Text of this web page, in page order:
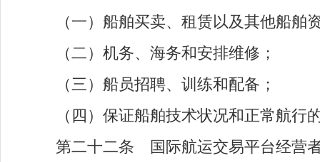
（一）船舶买卖、租赁以及其他船舶
（二）机务、海务和安排维修；
（三）船员招聘、训练和配备；
（四）保证船舶技术状况和正常航行
第二十二条 国际航运交易平台经营者